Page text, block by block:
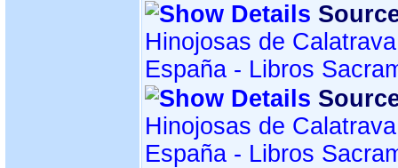
Hinojosas de
España - Libros
Hinojosas de
España - Libros